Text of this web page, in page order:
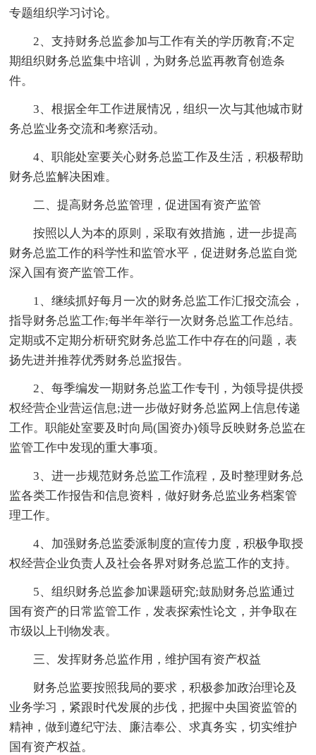
专题组织学习讨论。
2、支持财务总监参加与工作有关的学历教育;不定
期组织财务总监集中培训，为财务总监再教育创造条
件。
3、根据全年工作进展情况，组织一次与其他城市财
务总监业务交流和考察活动。
4、职能处室要关心财务总监工作及生活，积极帮助
财务总监解决困难。
二、提高财务总监管理，促进国有资产监管
按照以人为本的原则，采取有效措施，进一步提高
财务总监工作的科学性和监管水平，促进财务总监自觉
深入国有资产监管工作。
1、继续抓好每月一次的财务总监工作汇报交流会，
指导财务总监工作;每半年举行一次财务总监工作总结。
定期或不定期分析研究财务总监工作中存在的问题，表
扬先进并推荐优秀财务总监报告。
2、每季编发一期财务总监工作专刊，为领导提供授
权经营企业营运信息;进一步做好财务总监网上信息传递
工作。职能处室要及时向局(国资办)领导反映财务总监在
监管工作中发现的重大事项。
3、进一步规范财务总监工作流程，及时整理财务总
监各类工作报告和信息资料，做好财务总监业务档案管
理工作。
4、加强财务总监委派制度的宣传力度，积极争取授
权经营企业负责人及社会各界对财务总监工作的支持。
5、组织财务总监参加课题研究;鼓励财务总监通过
国有资产的日常监管工作，发表探索性论文，并争取在
市级以上刊物发表。
三、发挥财务总监作用，维护国有资产权益
财务总监要按照我局的要求，积极参加政治理论及
业务学习，紧跟时代发展的步伐，把握中央国资监管的
精神，做到遵纪守法、廉洁奉公、求真务实，切实维护
国有资产权益。